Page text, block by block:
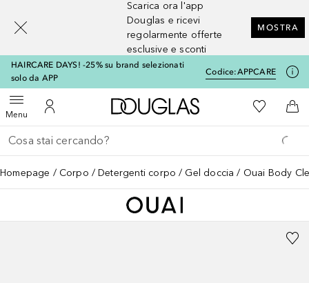
Scarica ora l'app
Douglas e ricevi
regolarmente offerte
esclusive e sconti
MOSTRA
HAIRCARE DAYS! -25% su brand selezionati
solo da APP
Codice:APPCARE
MenuApri menuAl Mio Account
A Douglas HomeAlla Mia
Al
Torna indietro
Esegui ricerca
Homepage Corpo Detergenti corpo Gel doccia Ouai Body
[navigation.slideout.screenreader]